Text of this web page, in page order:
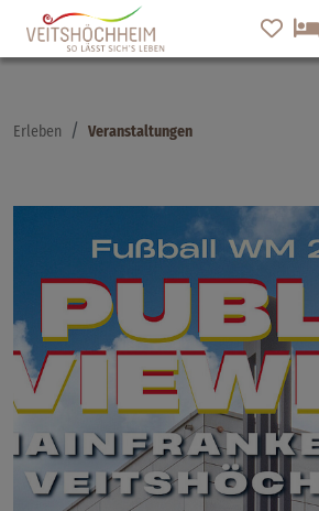
Erleben Veranstaltungen